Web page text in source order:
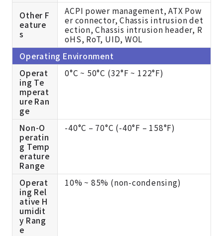
Other F
eature
s
ACPI power management, ATX Pow
er connector, Chassis intrusion det
ection, Chassis intrusion header, R
oHS, RoT, UID, WOL
Operating Environment
Operat
ing Te
mperat
ure Ran
ge
0°C ~ 50°C (32°F ~ 122°F)
Non-O
peratin
g Temp
erature
Range
-40°C – 70°C (-40°F – 158°F)
Operat
ing Rel
ative H
umidit
y Rang
e
10% ~ 85% (non-condensing)